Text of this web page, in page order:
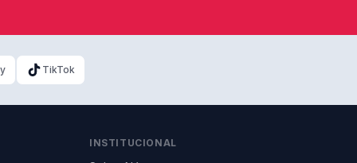
TikTok
INSTITUCIONAL